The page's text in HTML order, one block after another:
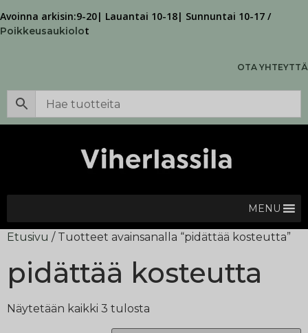
Avoinna arkisin:9-20| Lauantai 10-18| Sunnuntai 10-17 /
Poikkeusaukiolot
OTA YHTEYTTÄ
MENU
Etusivu / Tuotteet avainsanalla “pidättää kosteutta”
pidättää kosteutta
Näytetään kaikki 3 tulosta